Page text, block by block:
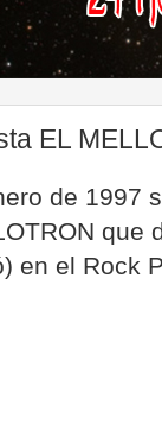
EL
de 1997
que
en el Rock